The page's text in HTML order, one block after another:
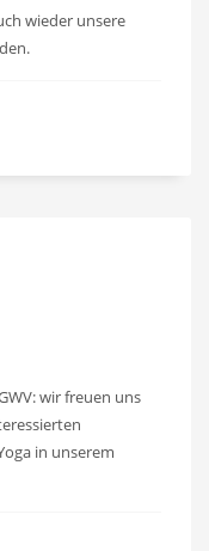
wieder unsere
wir freuen uns
in unserem